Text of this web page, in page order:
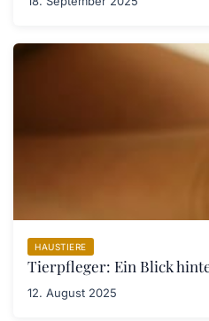
HAUSTIERE
Tierpfleger: Ein Blick
12. August 2025